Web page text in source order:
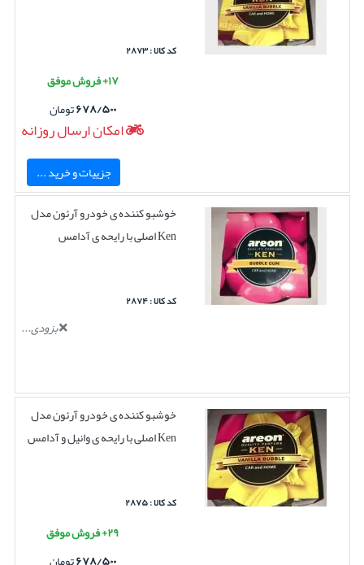
کد کالا : ۲۸۷۳
۱۷+ فروش موفق
۶۷۸/۵۰۰تومان
امکان ارسال روزانه
جزییات و خرید ...
خوشبو کننده ی خودرو آرئون مدل
Ken اصلی با رایحه ی آدامس
کد کالا : ۲۸۷۴
بزودی...
خوشبو کننده ی خودرو آرئون مدل
Ken اصلی با رایحه ی وانیل و آدامس
کد کالا : ۲۸۷۵
۲۹+ فروش موفق